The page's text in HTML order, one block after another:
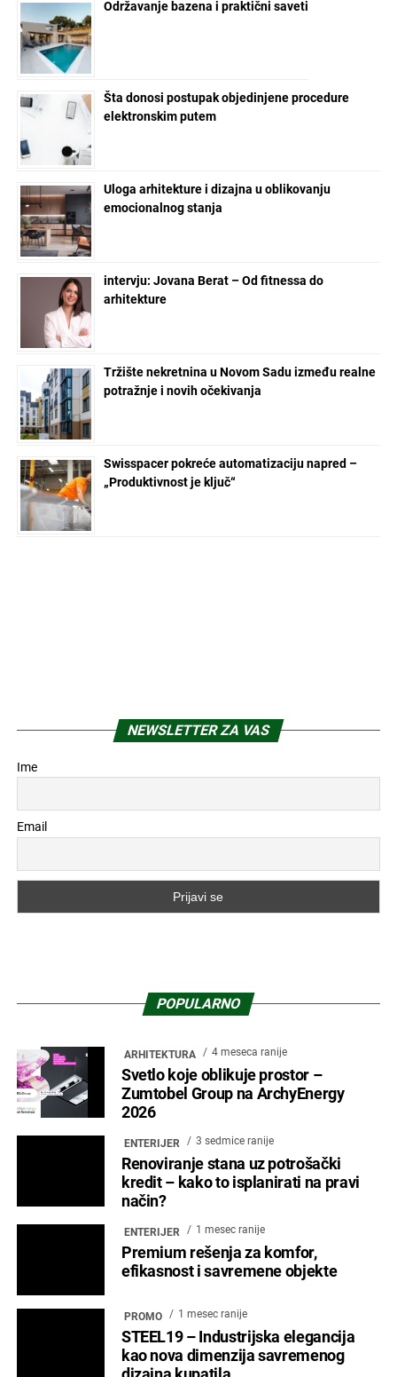
Održavanje bazena i praktični saveti
Šta donosi postupak objedinjene procedure
elektronskim putem
Uloga arhitekture i dizajna u oblikovanju
emocionalnog stanja
intervju: Jovana Berat – Od fitnessa do
arhitekture
Tržište nekretnina u Novom Sadu između realne
potražnje i novih očekivanja
Swisspacer pokreće automatizaciju napred –
„Produktivnost je ključ“
NEWSLETTER ZA VAS
Ime
Email
POPULARNO
ARHITEKTURA 4 meseca ranije
Svetlo koje oblikuje prostor –
Zumtobel Group na ArchyEnergy
2026
ENTERIJER 3 sedmice ranije
Renoviranje stana uz potrošački
kredit – kako to isplanirati na pravi
način?
ENTERIJER 1 mesec ranije
Premium rešenja za komfor,
efikasnost i savremene objekte
PROMO 1 mesec ranije
STEEL19 – Industrijska elegancija
kao nova dimenzija savremenog